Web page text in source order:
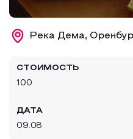
Образовательный туризм
Аттестованные
Все маршруты
Река Дема,
СТОИМОСТЬ
100
ДАТА
09.08